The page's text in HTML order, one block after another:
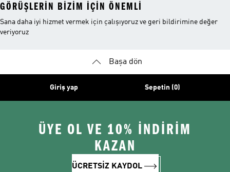
GÖRÜŞLERIN BIZIM IÇIN ÖNEMLI
Sana daha iyi hizmet vermek için çalışıyoruz ve geri bildirimine değer
veriyoruz
Başa dön
Giriş yap Sepetin (0)
ÜYE OL VE 10% İNDİRİM
KAZAN
ÜCRETSİZ KAYDOL